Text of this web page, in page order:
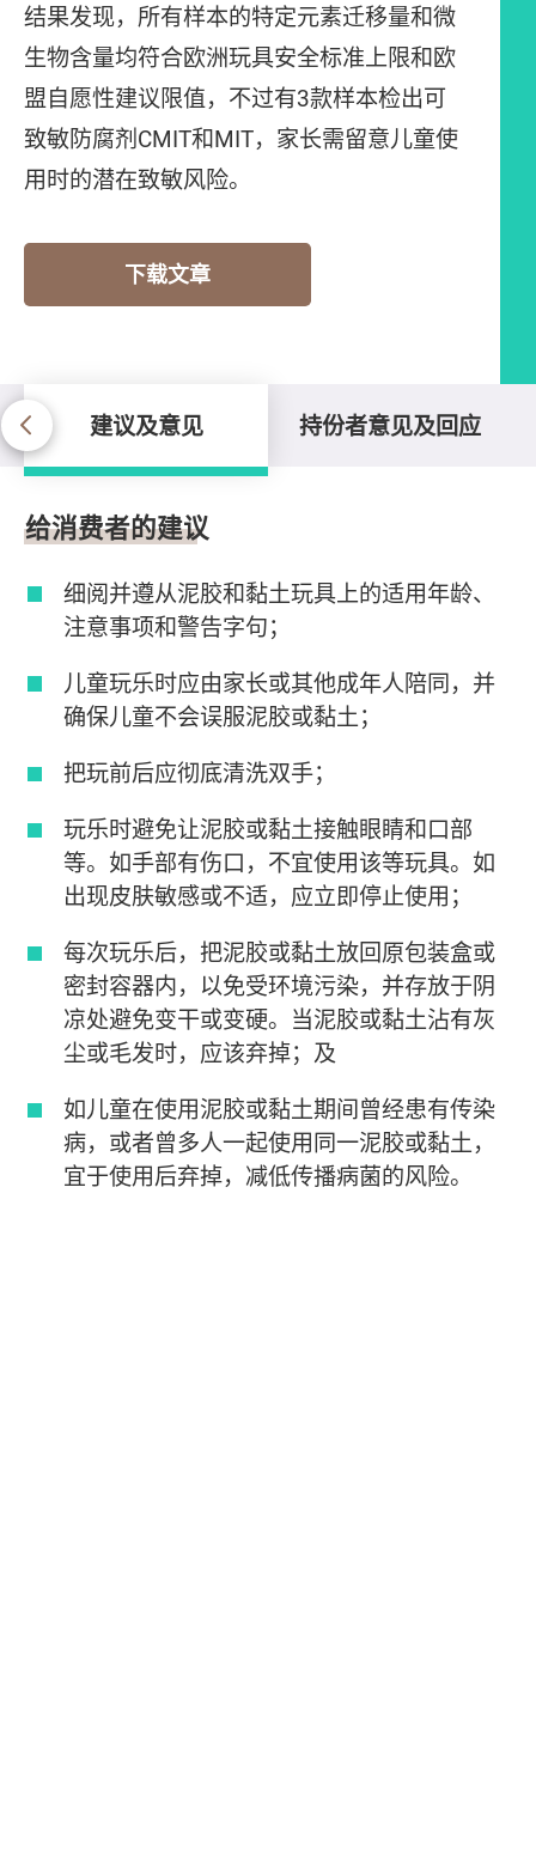
结果发现，所有样本的特定元素迁移量和微
生物含量均符合欧洲玩具安全标准上限和欧
盟自愿性建议限值，不过有3款样本检出可
致敏防腐剂CMIT和MIT，家长需留意儿童使
用时的潜在致敏风险。
下载文章
建议及意见 持份者意见及回应
建议及意见
给消费者的建议
细阅并遵从泥胶和黏土玩具上的适用年龄、
注意事项和警告字句；
儿童玩乐时应由家长或其他成年人陪同，并
确保儿童不会误服泥胶或黏土；
把玩前后应彻底清洗双手；
玩乐时避免让泥胶或黏土接触眼睛和口部
等。如手部有伤口，不宜使用该等玩具。如
出现皮肤敏感或不适，应立即停止使用；
每次玩乐后，把泥胶或黏土放回原包装盒或
密封容器内，以免受环境污染，并存放于阴
凉处避免变干或变硬。当泥胶或黏土沾有灰
尘或毛发时，应该弃掉；及
如儿童在使用泥胶或黏土期间曾经患有传染
病，或者曾多人一起使用同一泥胶或黏土，
宜于使用后弃掉，减低传播病菌的风险。